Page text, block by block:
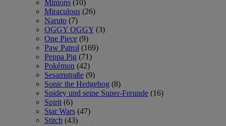
Minions (10)
Miraculous (26)
Naruto (7)
OGGY OGGY (3)
One Piece (9)
Paw Patrol (169)
Peppa Pig (71)
Pokémon (42)
Sesamstraße (9)
Sonic the Hedgehog (8)
Spidey und seine Super-Freunde (16)
Spirit (6)
Star Wars (47)
Stitch (43)